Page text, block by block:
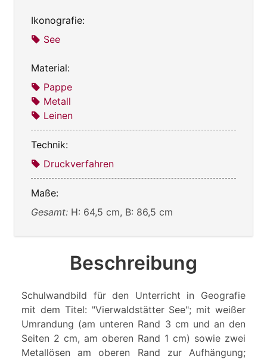
Ikonografie:
See
Material:
Pappe
Metall
Leinen
Technik:
Druckverfahren
Maße:
Gesamt: H: 64,5 cm, B: 86,5 cm
Beschreibung
Schulwandbild für den Unterricht in Geografie
mit dem Titel: "Vierwaldstätter See"; mit weißer
Umrandung (am unteren Rand 3 cm und an den
Seiten 2 cm, am oberen Rand 1 cm) sowie zwei
Metallösen am oberen Rand zur Aufhängung;